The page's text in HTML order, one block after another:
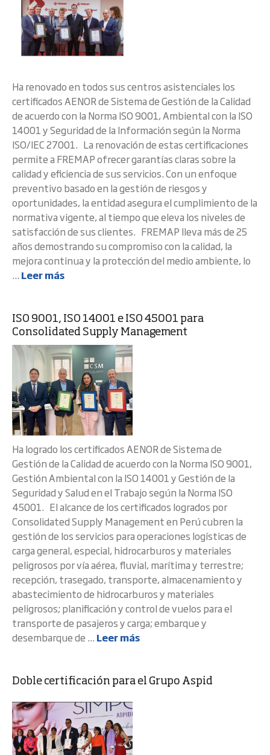
Ha renovado en todos sus centros asistenciales los
certificados AENOR de Sistema de Gestión de la Calidad
de acuerdo con la Norma ISO 9001, Ambiental con la ISO
14001 y Seguridad de la Información según la Norma
ISO/IEC 27001. La renovación de estas certificaciones
permite a FREMAP ofrecer garantías claras sobre la
calidad y eficiencia de sus servicios. Con un enfoque
preventivo basado en la gestión de riesgos y
oportunidades, la entidad asegura el cumplimiento de la
normativa vigente, al tiempo que eleva los niveles de
satisfacción de sus clientes. FREMAP lleva más de 25
años demostrando su compromiso con la calidad, la
mejora continua y la protección del medio ambiente, lo
... Leer más
ISO 9001, ISO 14001 e ISO 45001 para
Consolidated Supply Management
Ha logrado los certificados AENOR de Sistema de
Gestión de la Calidad de acuerdo con la Norma ISO 9001,
Gestión Ambiental con la ISO 14001 y Gestión de la
Seguridad y Salud en el Trabajo según la Norma ISO
45001. El alcance de los certificados logrados por
Consolidated Supply Management en Perú cubren la
gestión de los servicios para operaciones logísticas de
carga general, especial, hidrocarburos y materiales
peligrosos por vía aérea, fluvial, marítima y terrestre;
recepción, trasegado, transporte, almacenamiento y
abastecimiento de hidrocarburos y materiales
peligrosos; planificación y control de vuelos para el
transporte de pasajeros y carga; embarque y
desembarque de ... Leer más
Doble certificación para el Grupo Aspid